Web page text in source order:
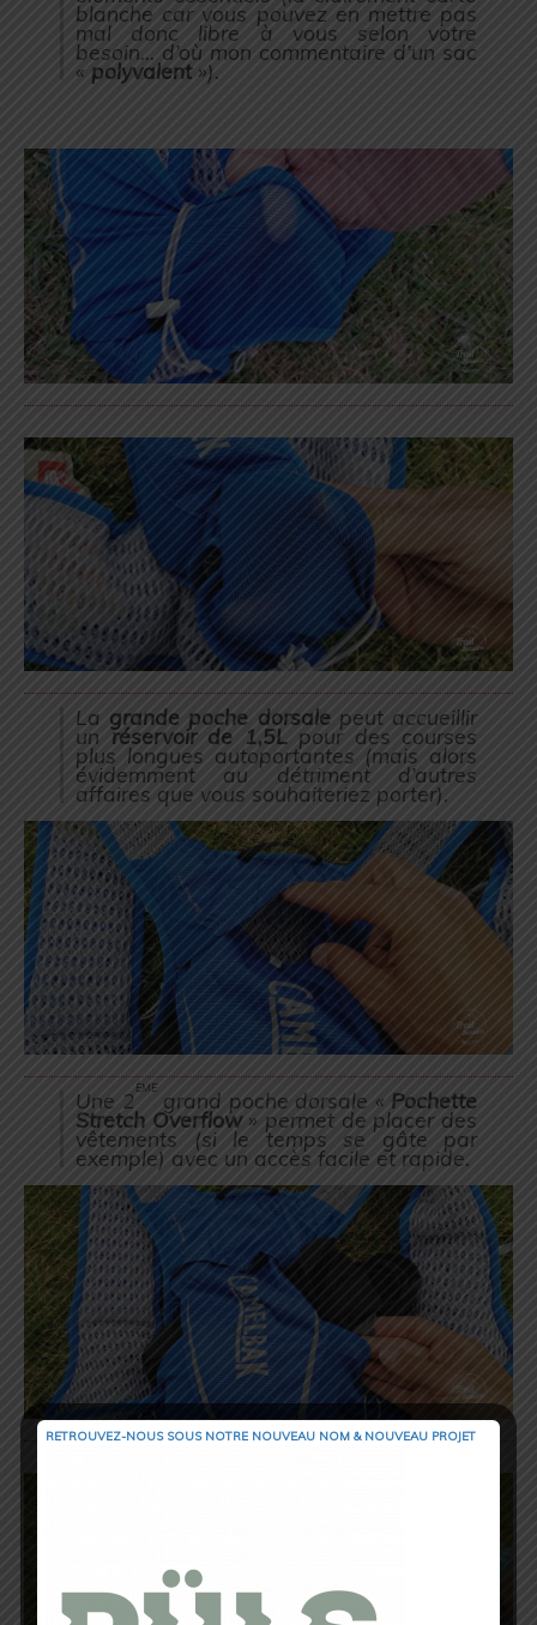
blanche car vous pouvez en mettre pas
mal donc libre à vous selon votre
besoin… d’où mon commentaire d’un sac
« polyvalent »).
La grande poche dorsalepeut accueillir
unréservoir de 1,5Lpour des courses
plus longues autoportantes (mais alors
évidemment au détriment d’autres
affaires que vous souhaiteriez porter).
Une 2
ème
grand poche dorsale « Pochette
Stretch Overflow» permet de placer des
vêtements (si le temps se gâte par
exemple) avec un accès facile et rapide.
RETROUVEZ-NOUS SOUS NOTRE NOUVEAU NOM & NOUVEAU PROJET